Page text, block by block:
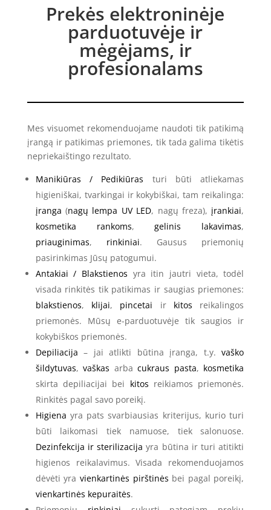
Prekės elektroninėje
parduotuvėje ir
mėgėjams, ir
profesionalams
Mes visuomet rekomenduojame naudoti tik patikimą
įrangą ir patikimas priemones, tik tada galima tikėtis
nepriekaištingo rezultato.
Manikiūras / Pedikiūras turi būti atliekamas
higieniškai, tvarkingai ir kokybiškai, tam reikalinga:
įranga (nagų lempa UV LED, nagų freza), įrankiai,
kosmetika rankoms,gelinis lakavimas,
priauginimas, rinkiniai. Gausus priemonių
pasirinkimas Jūsų patogumui.
Antakiai / Blakstienos yra itin jautri vieta, todėl
visada rinkitės tik patikimas ir saugias priemones:
blakstienos, klijai, pincetai ir kitos reikalingos
priemonės. Mūsų e-parduotuvėje tik saugios ir
kokybiškos priemonės.
Depiliacija – jai atlikti būtina įranga, t.y.vaško
šildytuvas,vaškas arbacukraus pasta, kosmetika
skirta depiliacijai bei kitos reikiamos priemonės.
Rinkitės pagal savo poreikį.
Higiena yra pats svarbiausias kriterijus, kurio turi
būti laikomasi tiek namuose, tiek salonuose.
Dezinfekcija ir sterilizacija yra būtina ir turi atitikti
higienos reikalavimus. Visada rekomenduojamos
dėvėti yra vienkartinės pirštinės bei pagal poreikį,
vienkartinės kepuraitės.